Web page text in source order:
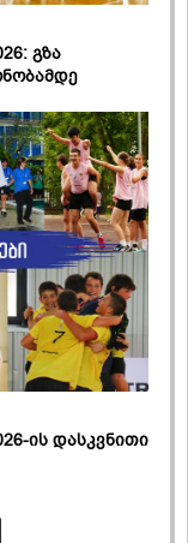
გზა
ის დასკვნითი